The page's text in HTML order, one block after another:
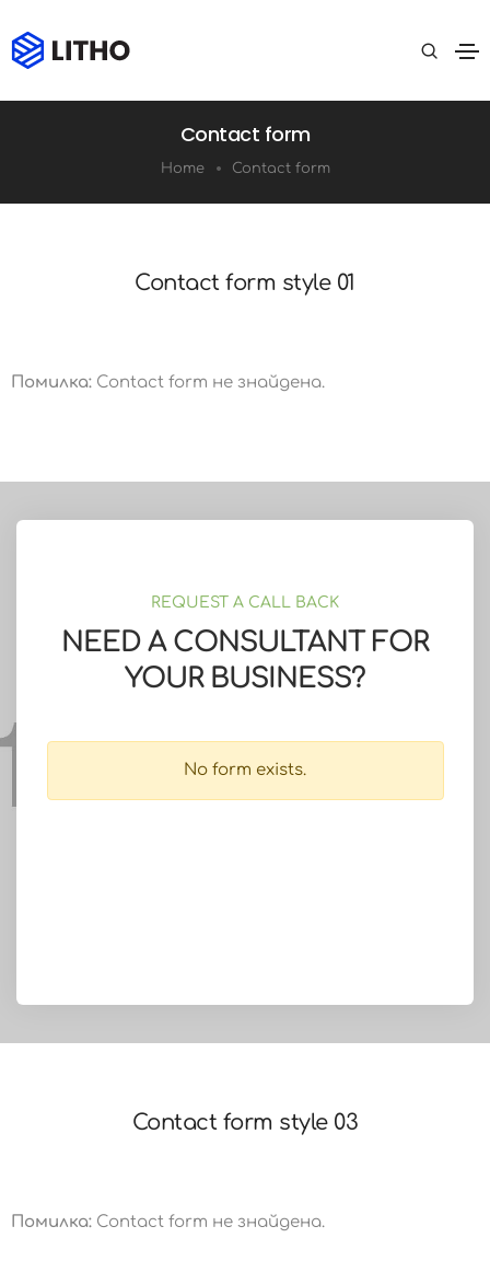
Contact form
Home Contact form
Contact form style 01
Помилка: Contact form не знайдена.
REQUEST A CALL BACK
NEED A CONSULTANT FOR
YOUR BUSINESS?
No form exists.
Contact form style 03
Помилка: Contact form не знайдена.